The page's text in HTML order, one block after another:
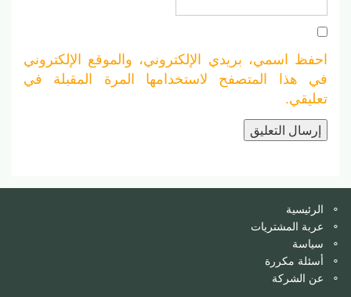
احفظ اسمي، بريدي الإلكتروني، والموقع الإلكتروني
في هذا المتصفح لاستخدامها المرة المقبلة في
تعليقي.
الرئيسية
عربة المشتريات
سياسة
أسئلة مكررة
عن الشركة